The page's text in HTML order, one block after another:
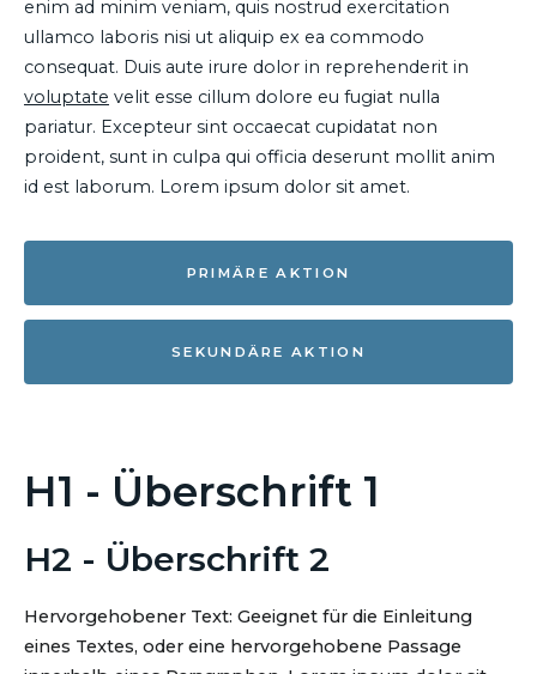
enim ad minim veniam, quis nostrud exercitation
ullamco laboris nisi ut aliquip ex ea commodo
consequat. Duis aute irure dolor in reprehenderit in
voluptate velit esse cillum dolore eu fugiat nulla
pariatur. Excepteur sint occaecat cupidatat non
proident, sunt in culpa qui officia deserunt mollit anim
id est laborum. Lorem ipsum dolor sit amet.
PRIMÄRE AKTION
SEKUNDÄRE AKTION
H1 - Überschrift 1
H2 - Überschrift 2
Hervorgehobener Text: Geeignet für die Einleitung
eines Textes, oder eine hervorgehobene Passage